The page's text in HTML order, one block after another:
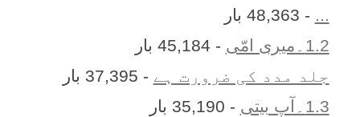
... - 48,363 بار
1.2۔میری امّی
- 45,184 بار
جلد مدد کی ضرورت ہے - 37,395 بار
1.3۔آپ بیتی
- 35,190 بار